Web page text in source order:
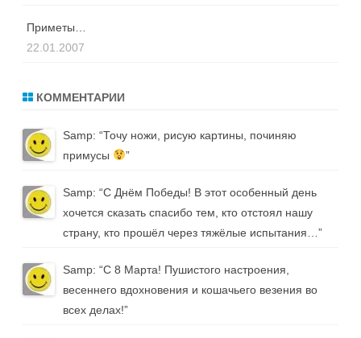
Приметы…
22.01.2007
КОММЕНТАРИИ
Samp: “Точу ножи, рисую картины, починяю
примусы
”
Samp: “С Днём Победы! В этот особенный день
хочется сказать спасибо тем, кто отстоял нашу
страну, кто прошёл через тяжёлые испытания… ”
Samp: “С 8 Марта! Пушистого настроения,
весеннего вдохновения и кошачьего везения во
всех делах!”